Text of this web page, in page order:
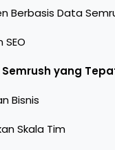
Berbasis Data
yang
Bisnis
Skala Tim